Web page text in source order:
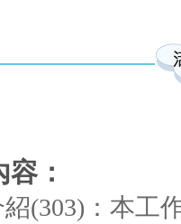
：
(303)：本工